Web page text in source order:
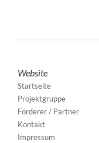
Website
Startseite
Projektgruppe
Förderer / Partner
Kontakt
Impressum